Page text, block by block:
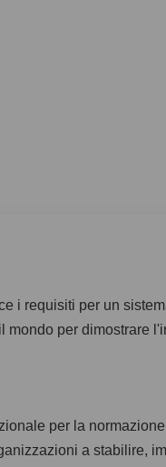
i requisiti per un
per dimostrare
per la
a stabilire,